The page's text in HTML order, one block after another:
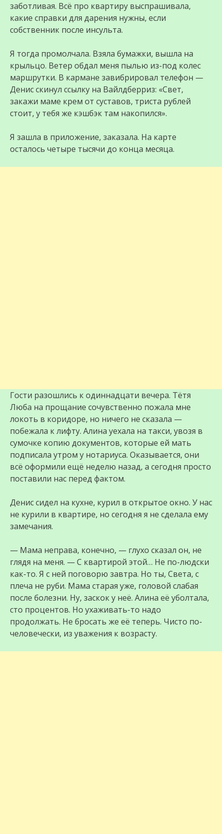
заботливая. Всё про квартиру выспрашивала,
какие справки для дарения нужны, если
собственник после инсульта.
Я тогда промолчала. Взяла бумажки, вышла на
крыльцо. Ветер обдал меня пылью из-под колес
маршрутки. В кармане завибрировал телефон —
Денис скинул ссылку на Вайлдберриз: «Свет,
закажи маме крем от суставов, триста рублей
стоит, у тебя же кэшбэк там накопился».
Я зашла в приложение, заказала. На карте
осталось четыре тысячи до конца месяца.
Гости разошлись к одиннадцати вечера. Тётя
Люба на прощание сочувственно пожала мне
локоть в коридоре, но ничего не сказала —
побежала к лифту. Алина уехала на такси, увозя в
сумочке копию документов, которые ей мать
подписала утром у нотариуса. Оказывается, они
всё оформили ещё неделю назад, а сегодня просто
поставили нас перед фактом.
Денис сидел на кухне, курил в открытое окно. У нас
не курили в квартире, но сегодня я не сделала ему
замечания.
— Мама неправа, конечно, — глухо сказал он, не
глядя на меня. — С квартирой этой… Не по-людски
как-то. Я с ней поговорю завтра. Но ты, Света, с
плеча не руби. Мама старая уже, головой слабая
после болезни. Ну, заскок у неё. Алина её уболтала,
сто процентов. Но ухаживать-то надо
продолжать. Не бросать же её теперь. Чисто по-
человечески, из уважения к возрасту.